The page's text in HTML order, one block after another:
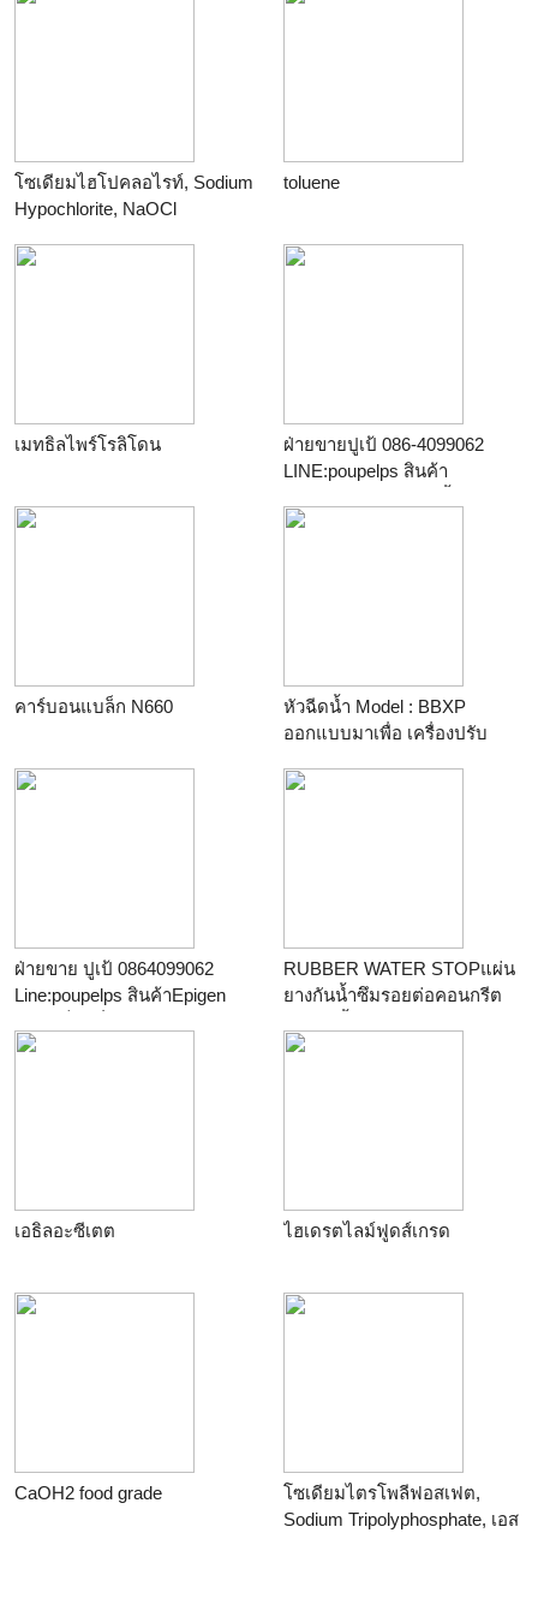
โซเดียมไฮโปคลอไรท์, Sodium
Hypochlorite, NaOCl
toluene
เมทธิลไพร์โรลิโดน
ฝ่ายขายปูเป้ 086-4099062
LINE:poupelps สินค้า
โลหะทุกชนิด ทำความสะอาด
คาร์บอนแบล็ก N660
หัวฉีดน้ำ Model : BBXP
ออกแบบมาเพื่อ เครื่องปรับ
พลังงาน ได้ถึง 20%!!
ฝ่ายขาย ปูเป้ 0864099062
Line:poupelps สินค้าEpigen
สามารถใช้เป็นกาวซ่อมฉุกเฉิน
RUBBER WATER STOPแผ่น
ยางกันน้ำซึมรอยต่อคอนกรีต
ทั่วไป เช่น เขื่อน ฝาย ประตูปิด
เอธิลอะซีเตต ไฮเดรตไลม์ฟูดส์เกรด
CaOH2 food grade
โซเดียมไตรโพลีฟอสเฟต,
Sodium Tripolyphosphate, เอส